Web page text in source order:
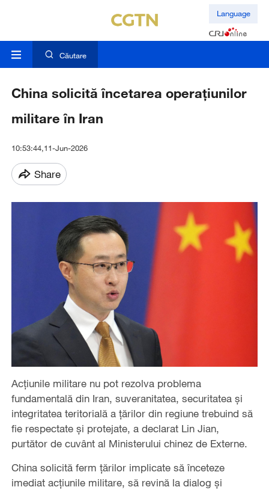
Language
Căutare
China solicită încetarea operațiunilor
militare în Iran
10:53:44,11-Jun-2026
Share
Acțiunile militare nu pot rezolva problema
fundamentală din Iran, suveranitatea, securitatea și
integritatea teritorială a țărilor din regiune trebuind să
fie respectate și protejate, a declarat Lin Jian,
purtător de cuvânt al Ministerului chinez de Externe.
China solicită ferm țărilor implicate să înceteze
imediat acțiunile militare, să revină la dialog și